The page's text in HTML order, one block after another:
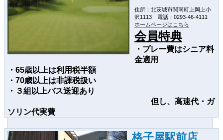
住所：北茨城市関南町上岡上小
沢1113 電話：0293-46-4111
ホームページはこちら
会員特典
・プレー費はシニア料
金適用
・65歳以上は利用税半額
・70歳以上は非課税扱い
・３組以上バス送迎あり
但し、高速代・ガ
ソリン代実費
格子屋駅前店